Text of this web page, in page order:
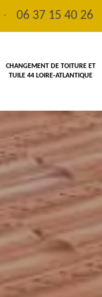
- 06 37 15 40 26
CHANGEMENT DE TOITURE ET
TUILE 44 LOIRE-ATLANTIQUE